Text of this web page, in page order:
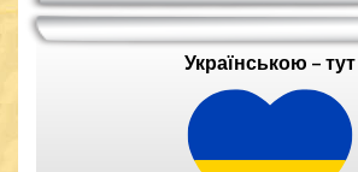
Українською – тут